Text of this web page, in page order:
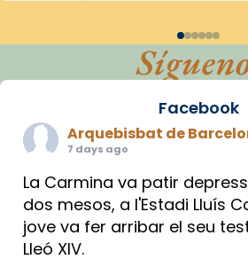
Facebook
Arquebisbat de
7 days ago
La Carmina va patir
dos mesos, a l'Estadi Lluís
jove va fer arribar el seu
Lleó XIV.